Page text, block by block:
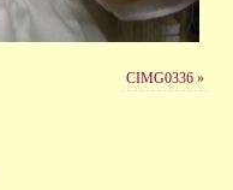
CIMG0336»